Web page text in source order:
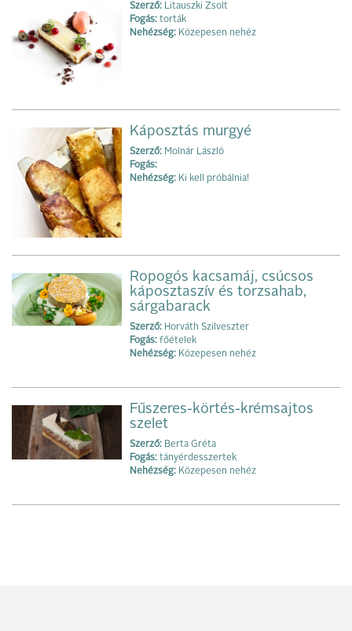
Szerző: Litauszki Zsolt
Fogás: torták
Nehézség: Közepesen nehéz
Káposztás murgyé
Szerző: Molnár László
Fogás:
Nehézség: Ki kell próbálnia!
Ropogós kacsamáj, csúcsos
káposztaszív és torzsahab,
sárgabarack
Szerző: Horváth Szilveszter
Fogás: főételek
Nehézség: Közepesen nehéz
Fűszeres-körtés-krémsajtos
szelet
Szerző: Berta Gréta
Fogás: tányérdesszertek
Nehézség: Közepesen nehéz